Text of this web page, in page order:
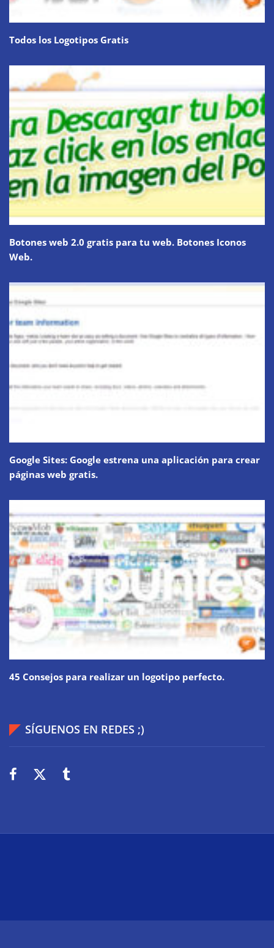
Todos los Logotipos Gratis
Botones web 2.0 gratis para tu web. Botones Iconos
Web.
Google Sites: Google estrena una aplicación para crear
páginas web gratis.
45 Consejos para realizar un logotipo perfecto.
SÍGUENOS EN REDES ;)